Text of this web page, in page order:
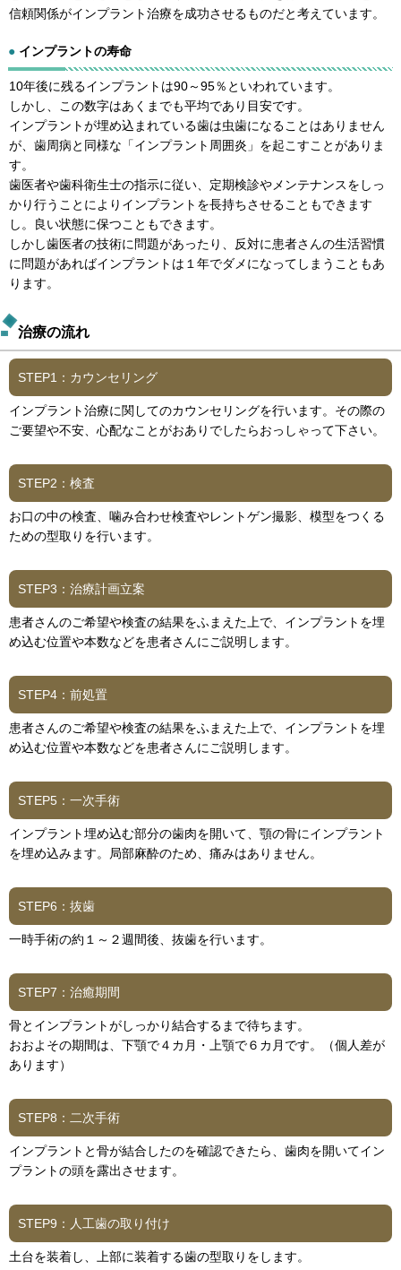
信頼関係がインプラント治療を成功させるものだと考えています。
●インプラントの寿命
10年後に残るインプラントは90～95％といわれています。
しかし、この数字はあくまでも平均であり目安です。
インプラントが埋め込まれている歯は虫歯になることはありません
が、歯周病と同様な「インプラント周囲炎」を起こすことがありま
す。
歯医者や歯科衛生士の指示に従い、定期検診やメンテナンスをしっ
かり行うことによりインプラントを長持ちさせることもできます
し。良い状態に保つこともできます。
しかし歯医者の技術に問題があったり、反対に患者さんの生活習慣
に問題があればインプラントは１年でダメになってしまうこともあ
ります。
治療の流れ
STEP1：カウンセリング
インプラント治療に関してのカウンセリングを行います。その際の
ご要望や不安、心配なことがおありでしたらおっしゃって下さい。
STEP2：検査
お口の中の検査、噛み合わせ検査やレントゲン撮影、模型をつくる
ための型取りを行います。
STEP3：治療計画立案
患者さんのご希望や検査の結果をふまえた上で、インプラントを埋
め込む位置や本数などを患者さんにご説明します。
STEP4：前処置
患者さんのご希望や検査の結果をふまえた上で、インプラントを埋
め込む位置や本数などを患者さんにご説明します。
STEP5：一次手術
インプラント埋め込む部分の歯肉を開いて、顎の骨にインプラント
を埋め込みます。局部麻酔のため、痛みはありません。
STEP6：抜歯
一時手術の約１～２週間後、抜歯を行います。
STEP7：治癒期間
骨とインプラントがしっかり結合するまで待ちます。
おおよその期間は、下顎で４カ月・上顎で６カ月です。（個人差が
あります）
STEP8：二次手術
インプラントと骨が結合したのを確認できたら、歯肉を開いてイン
プラントの頭を露出させます。
STEP9：人工歯の取り付け
土台を装着し、上部に装着する歯の型取りをします。